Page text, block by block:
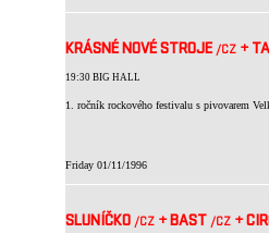
KRÁSNÉ NOVÉ STROJE /CZ +
19:30 BIG HALL
1. ročník rockového festivalu s pivovarem
Friday 01/11/1996
SLUNÍČKO /CZ +BAST /CZ +